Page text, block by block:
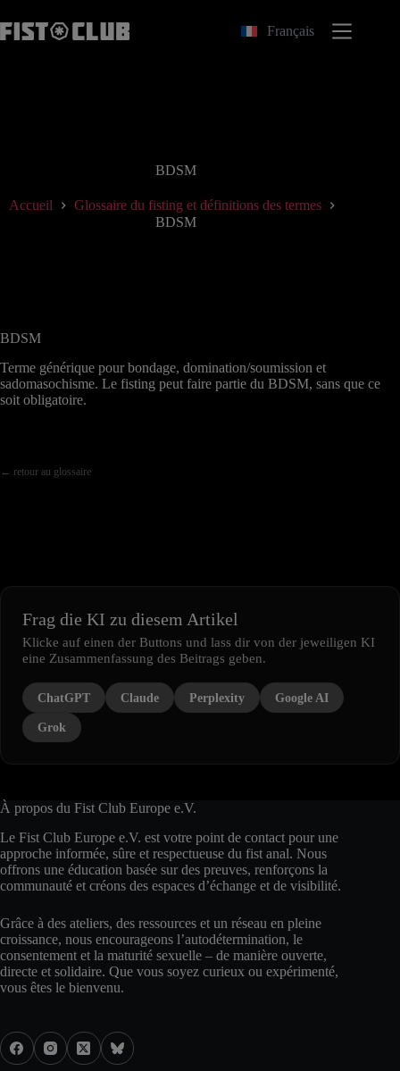
au
contenu
Français
BDSM
Accueil
Glossaire du fisting et définitions des termes
BDSM
BDSM
Terme générique pour bondage, domination/soumission et
sadomasochisme. Le fisting peut faire partie du BDSM, sans que ce
soit obligatoire.
← retour au glossaire
Frag die KI zu diesem Artikel
Klicke auf einen der Buttons und lass dir von der jeweiligen KI
eine Zusammenfassung des Beitrags geben.
ChatGPT Claude Perplexity Google AI
Grok
À propos du Fist Club Europe e.V.
Le Fist Club Europe e.V. est votre point de contact pour une
approche informée, sûre et respectueuse du fist anal. Nous
offrons une éducation basée sur des preuves, renforçons la
communauté et créons des espaces d’échange et de visibilité.
Grâce à des ateliers, des ressources et un réseau en pleine
croissance, nous encourageons l’autodétermination, le
consentement et la maturité sexuelle – de manière ouverte,
directe et solidaire. Que vous soyez curieux ou expérimenté,
vous êtes le bienvenu.